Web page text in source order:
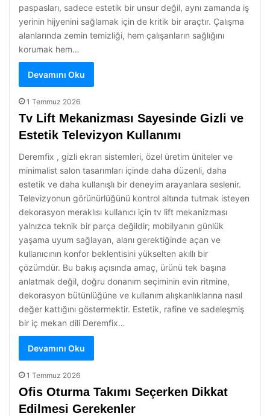
paspasları, sadece estetik bir unsur değil, aynı zamanda iş
yerinin hijyenini sağlamak için de kritik bir araçtır. Çalışma
alanlarında zemin temizliği, hem çalışanların sağlığını
korumak hem…
Devamını Oku
1 Temmuz 2026
Tv Lift Mekanizması Sayesinde Gizli ve
Estetik Televizyon Kullanımı
Deremfix , gizli ekran sistemleri, özel üretim üniteler ve
minimalist salon tasarımları içinde daha düzenli, daha
estetik ve daha kullanışlı bir deneyim arayanlara seslenir.
Televizyonun görünürlüğünü kontrol altında tutmak isteyen
dekorasyon meraklısı kullanıcı için tv lift mekanizması
yalnızca teknik bir parça değildir; mobilyanın günlük
yaşama uyum sağlayan, alanı gerektiğinde açan ve
kullanıcının konfor beklentisini yükselten akıllı bir
çözümdür. Bu bakış açısında amaç, ürünü tek başına
anlatmak değil, doğru donanım seçiminin evin ritmine,
dekorasyon bütünlüğüne ve kullanım alışkanlıklarına nasıl
değer kattığını göstermektir. Estetik, rafine ve sadeleşmiş
bir iç mekan dili Deremfix…
Devamını Oku
1 Temmuz 2026
Ofis Oturma Takımı Seçerken Dikkat
Edilmesi Gerekenler